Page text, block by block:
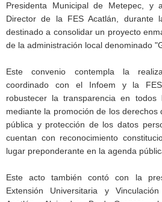
Presidenta Municipal de Metepec, y
Director de la FES Acatlán, durante
destinado a consolidar un proyecto
de la administración local denominado
Este convenio contempla la
coordinado con el Infoem y la
robustecer la transparencia en todos
mediante la promoción de los derechos
pública y protección de los datos
cuentan con reconocimiento
lugar preponderante en la agenda
Este acto también contó con la
Extensión Universitaria y